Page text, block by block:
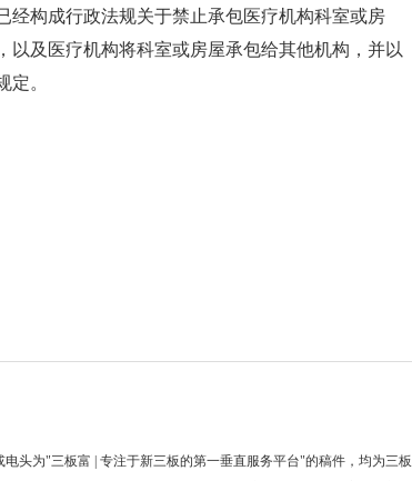
经构成行政法规关于禁止承包医疗机构科室或房
以及医疗机构将科室或房屋承包给其他机构，并以
定。
头为"三板富 | 专注于新三板的第一垂直服务平台"的稿件，均为三板